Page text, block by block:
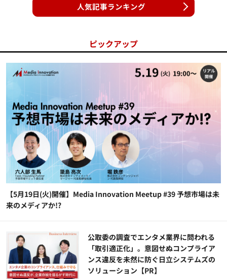
人気記事ランキング
ピックアップ
【5月19日(火)開催】Media Innovation Meetup #39 予想市場は未
来のメディアか!?
公​​取委の調査でエンタメ業界に問われる
「取引適正化」。意図せぬコンプライア
ンス違反を未然に防ぐ日立システムズの
ソリューション​【PR】